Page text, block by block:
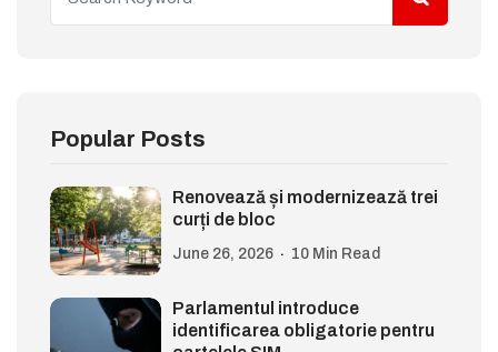
Popular Posts
Renovează și modernizează trei
curți de bloc
June 26, 2026 10 Min Read
Parlamentul introduce
identificarea obligatorie pentru